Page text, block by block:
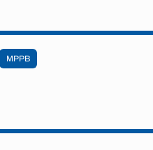
MPPB